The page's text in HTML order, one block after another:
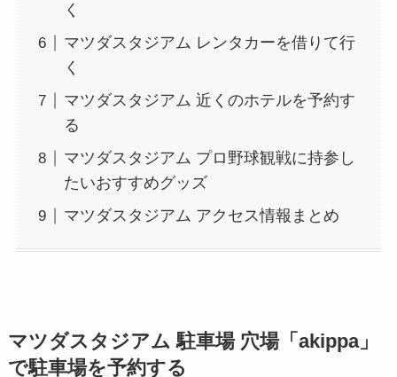
く
マツダスタジアム レンタカーを借りて行
く
マツダスタジアム 近くのホテルを予約す
る
マツダスタジアム プロ野球観戦に持参し
たいおすすめグッズ
マツダスタジアム アクセス情報まとめ
マツダスタジアム 駐車場 穴場「akippa」
で駐車場を予約する